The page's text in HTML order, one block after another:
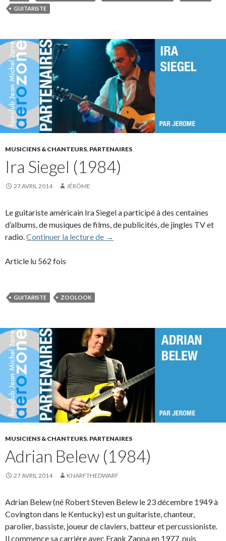
GUITARISTE
MUSICIENS & CHANTEURS, PARTENAIRES
Ira Siegel (1984)
27 AVRIL 2014 JÉRÔME
Le guitariste américain Ira Siegel a participé à des centaines
d’albums, de musiques de films, de publicités, de jingles TV et
radio.Continuer la lecture de Ira Siegel (1984)
→
Article lu 562 fois
GUITARISTE ZOOLOOK
MUSICIENS & CHANTEURS, PARTENAIRES
Adrian Belew (1984)
27 AVRIL 2014 KNARFTHEDWARF
Adrian Belew (né Robert Steven Belew le 23 décembre 1949 à
Covington dans le Kentucky) est un guitariste, chanteur,
parolier, bassiste, joueur de claviers, batteur et percussioniste.
Il commence sa carrière avec Frank Zappa en 1977, puis